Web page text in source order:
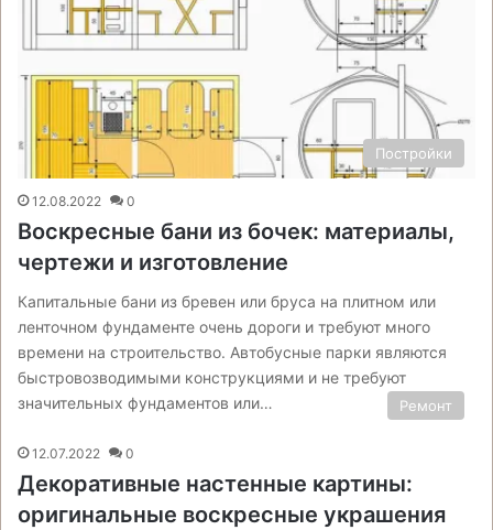
Постройки
12.08.2022 0
Воскресные бани из бочек: материалы,
чертежи и изготовление
Капитальные бани из бревен или бруса на плитном или
ленточном фундаменте очень дороги и требуют много
времени на строительство. Автобусные парки являются
быстровозводимыми конструкциями и не требуют
значительных фундаментов или…
Ремонт
12.07.2022 0
Декоративные настенные картины:
оригинальные воскресные украшения